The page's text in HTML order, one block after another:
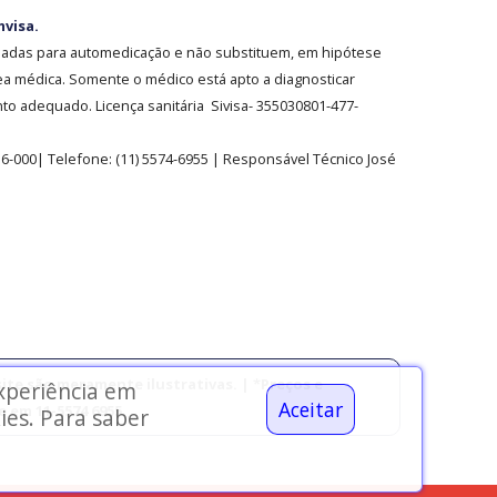
para automedicação e não substituem, em hipótese
médica. Somente o médico está apto a diagnosticar
Licença sanitária Sivisa- 355030801-477-
000| Telefone: (11)5574-6955 | Responsável Técnico José
são meramente ilustrativas. | *Preços e
11-5574 6955.
em
Para saber
Aceitar